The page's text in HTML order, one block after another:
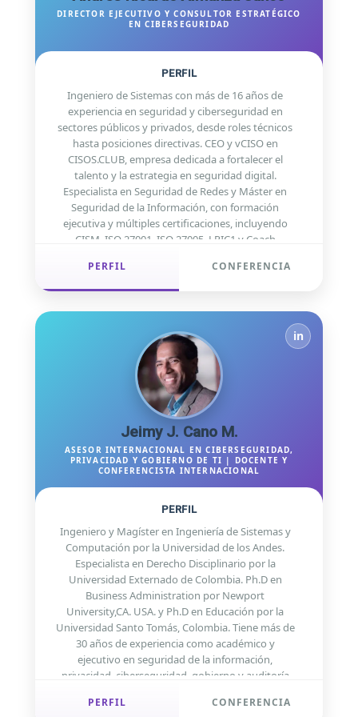
XXVI Jornada Internacional de Seguridad
Informática.
DIRECTOR EJECUTIVO Y CONSULTOR ESTRATÉGICO
EN CIBERSEGURIDAD
PERFIL
Ingeniero de Sistemas con más de 16 años de
experiencia en seguridad y ciberseguridad en
sectores públicos y privados, desde roles técnicos
hasta posiciones directivas. CEO y vCISO en
CISOS.CLUB, empresa dedicada a fortalecer el
talento y la estrategia en seguridad digital.
Especialista en Seguridad de Redes y Máster en
Seguridad de la Información, con formación
ejecutiva y múltiples certificaciones, incluyendo
CISM, ISO 27001, ISO 27005, LPIC1 y Coach
Actualmente se desempeña como Chief Growth
organizaciones, profesor de posgrado y
conferencista internacional. Participa activamente
en comunidades y programas de mentoría en
América Latina a través de CISOS.CLUB, APSIC,
CISOS_COL y CISOS_LATAM.
PERFIL CONFERENCIA
in
Jeimy J. Cano M.
ASESOR INTERNACIONAL EN CIBERSEGURIDAD,
PRIVACIDAD Y GOBIERNO DE TI | DOCENTE Y
CONFERENCISTA INTERNACIONAL
PERFIL
Ingeniero y Magíster en Ingeniería de Sistemas y
Computación por la Universidad de los Andes.
Especialista en Derecho Disciplinario por la
Universidad Externado de Colombia. Ph.D en
Business Administration por Newport
University,CA. USA. y Ph.D en Educación por la
Universidad Santo Tomás, Colombia. Tiene más de
30 años de experiencia como académico y
ejecutivo en seguridad de la información,
privacidad, ciberseguridad, gobierno y auditoría
Cobit5 Certificate, Auditor Certificado de Control
PERFIL CONFERENCIA